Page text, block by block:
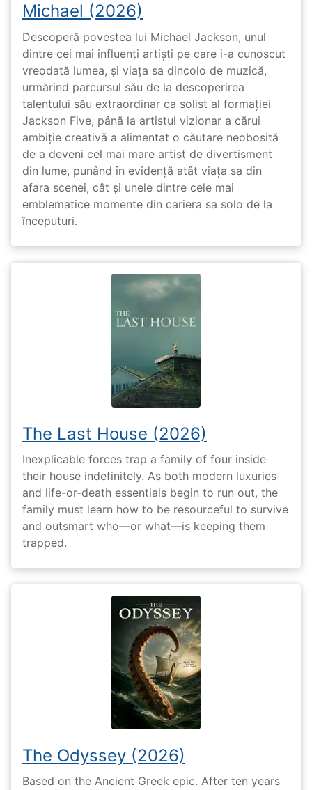
Michael (2026)
Descoperă povestea lui Michael Jackson, unul
dintre cei mai influenți artiști pe care i-a cunoscut
vreodată lumea, și viața sa dincolo de muzică,
urmărind parcursul său de la descoperirea
talentului său extraordinar ca solist al formației
Jackson Five, până la artistul vizionar a cărui
ambiție creativă a alimentat o căutare neobosită
de a deveni cel mai mare artist de divertisment
din lume, punând în evidență atât viața sa din
afara scenei, cât și unele dintre cele mai
emblematice momente din cariera sa solo de la
începuturi.
The Last House (2026)
Inexplicable forces trap a family of four inside
their house indefinitely. As both modern luxuries
and life-or-death essentials begin to run out, the
family must learn how to be resourceful to survive
and outsmart who—or what—is keeping them
trapped.
The Odyssey (2026)
Based on the Ancient Greek epic. After ten years